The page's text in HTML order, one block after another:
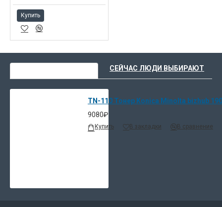
Купить
СЕЙЧАС ЛЮДИ ВЫБИРАЮТ
TN-110 Тонер Konica Minolta bizhub
9080₽
Купить В закладки В сравнение